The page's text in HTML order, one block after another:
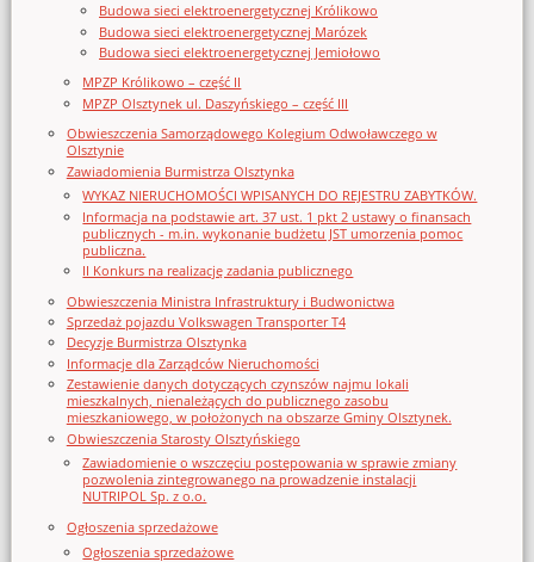
Budowa sieci elektroenergetycznej Królikowo
Budowa sieci elektroenergetycznej Marózek
Budowa sieci elektroenergetycznej Jemiołowo
MPZP Królikowo – część II
MPZP Olsztynek ul. Daszyńskiego – część III
Obwieszczenia Samorządowego Kolegium Odwoławczego w
Olsztynie
Zawiadomienia Burmistrza Olsztynka
WYKAZ NIERUCHOMOŚCI WPISANYCH DO REJESTRU ZABYTKÓW.
Informacja na podstawie art. 37 ust. 1 pkt 2 ustawy o finansach
publicznych - m.in. wykonanie budżetu JST umorzenia pomoc
publiczna.
II Konkurs na realizację zadania publicznego
Obwieszczenia Ministra Infrastruktury i Budwonictwa
Sprzedaż pojazdu Volkswagen Transporter T4
Decyzje Burmistrza Olsztynka
Informacje dla Zarządców Nieruchomości
Zestawienie danych dotyczących czynszów najmu lokali
mieszkalnych, nienależących do publicznego zasobu
mieszkaniowego, w położonych na obszarze Gminy Olsztynek.
Obwieszczenia Starosty Olsztyńskiego
Zawiadomienie o wszczęciu postępowania w sprawie zmiany
pozwolenia zintegrowanego na prowadzenie instalacji
NUTRIPOL Sp. z o.o.
Ogłoszenia sprzedażowe
Ogłoszenia sprzedażowe